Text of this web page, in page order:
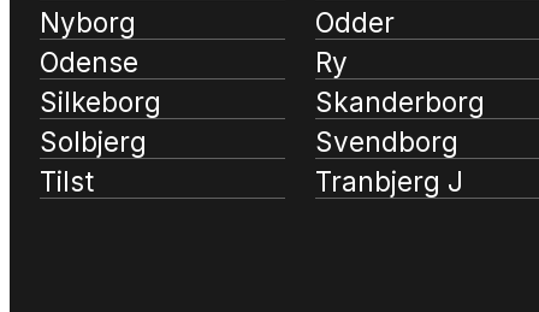
Nyborg
Odder
Odense
Ry
Silkeborg
Skanderborg
Solbjerg
Svendborg
Tilst
Tranbjerg J